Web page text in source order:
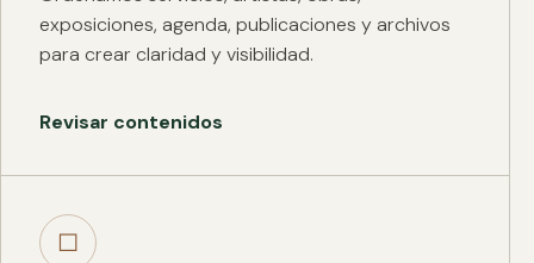
exposiciones, agenda, publicaciones y archivos
para crear claridad y visibilidad.
Revisar contenidos
□